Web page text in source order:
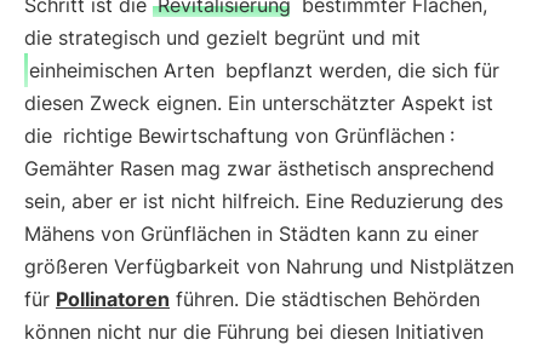
Schritt ist die Revitalisierung bestimmter Flächen,
die strategisch und gezielt begrünt und mit
einheimischen Arten bepflanzt werden, die sich für
diesen Zweck eignen. Ein unterschätzter Aspekt ist
die richtige Bewirtschaftung von Grünflächen :
Gemähter Rasen mag zwar ästhetisch ansprechend
sein, aber er ist nicht hilfreich. Eine Reduzierung des
Mähens von Grünflächen in Städten kann zu einer
größeren Verfügbarkeit von Nahrung und Nistplätzen
für Pollinatoren führen. Die städtischen Behörden
können nicht nur die Führung bei diesen Initiativen